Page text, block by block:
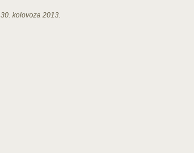
30. kolovoza 2013.